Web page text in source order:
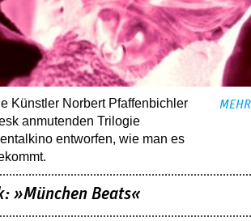
Künstler Norbert Pfaffenbichler
anmutenden Trilogie
entworfen, wie man es
MEHR
»München Beats«